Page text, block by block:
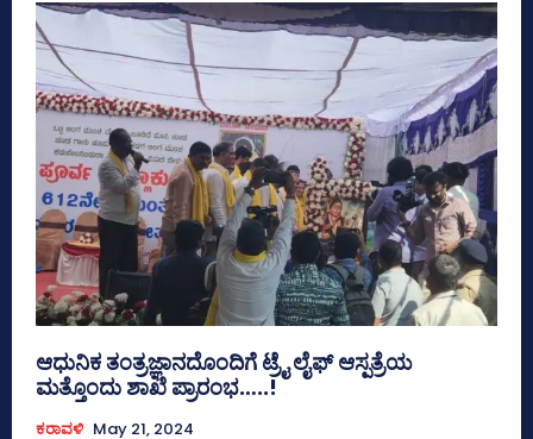
ಆಧುನಿಕ ತಂತ್ರಜ್ಞಾನದೊಂದಿಗೆ ಟ್ರೈ ಲೈಫ್ ಆಸ್ಪತ್ರೆಯ
ಮತ್ತೊಂದು ಶಾಖೆ ಪ್ರಾರಂಭ…..!
ಕರಾವಳಿ May 21, 2024